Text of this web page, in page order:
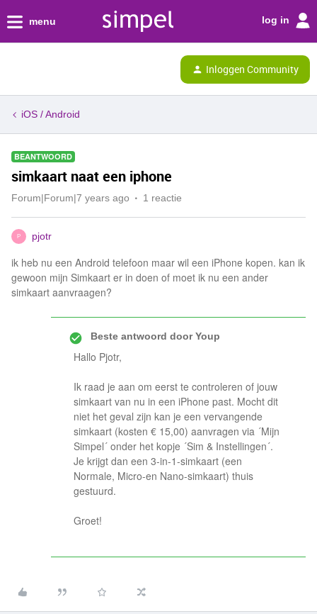
menu log in
Inloggen Community
iOS / Android
BEANTWOORD
simkaart naat een iphone
Forum|Forum|7 years ago 1 reactie
P pjotr
ik heb nu een Android telefoon maar wil een iPhone kopen. kan ik
gewoon mijn Simkaart er in doen of moet ik nu een ander
simkaart aanvraagen?
Beste antwoord doorYoup
Hallo Pjotr,
Ik raad je aan om eerst te controleren of jouw
simkaart van nu in een iPhone past. Mocht dit
niet het geval zijn kan je een vervangende
simkaart (kosten € 15,00) aanvragen via ´Mijn
Simpel´ onder het kopje ´Sim & Instellingen´.
Je krijgt dan een 3-in-1-simkaart (een
Normale, Micro-en Nano-simkaart) thuis
gestuurd.
Groet!